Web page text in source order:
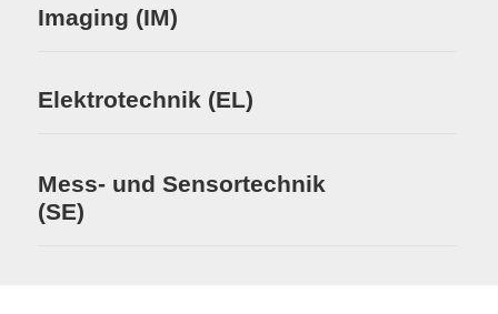
Imaging (IM)
Elektrotechnik (EL)
Mess- und Sensortechnik
(SE)